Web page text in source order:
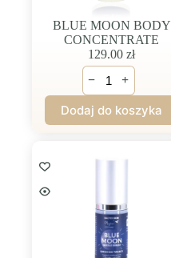
BLUE MOON BODY
CONCENTRATE
129.00 zł
ilość
BLUE
MOON
BODY
CONCENTRATE
− +
Dodaj do koszyka